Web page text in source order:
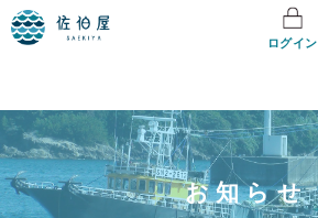
ログイン
お知らせ